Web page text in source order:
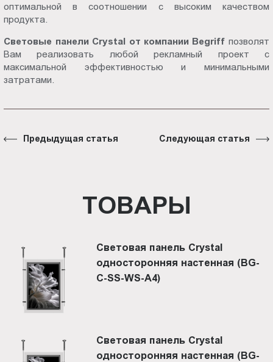
оптимальной в соотношении с высоким качеством
продукта.
Световые панели Crystal от компании Begriff позволят
Вам реализовать любой рекламный проект с
максимальной эффективностью и минимальными
затратами.
Предыдущая статья Следующая статья
ТОВАРЫ
Световая панель Crystal
односторонняя настенная (BG-
C-SS-WS-A4)
Световая панель Crystal
односторонняя настенная (BG-